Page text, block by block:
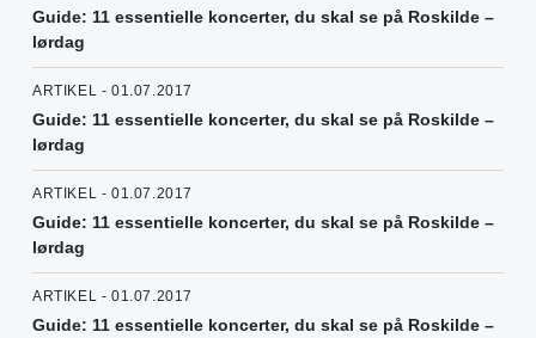
Guide: 11 essentielle koncerter, du skal se på Roskilde –
lørdag
ARTIKEL - 01.07.2017
Guide: 11 essentielle koncerter, du skal se på Roskilde –
lørdag
ARTIKEL - 01.07.2017
Guide: 11 essentielle koncerter, du skal se på Roskilde –
lørdag
ARTIKEL - 01.07.2017
Guide: 11 essentielle koncerter, du skal se på Roskilde –